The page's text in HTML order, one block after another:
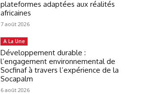
plateformes adaptées aux réalités
africaines
7 août 2026
A La Une
Développement durable :
l’engagement environnemental de
Socfinaf à travers l’expérience de la
Socapalm
6 août 2026